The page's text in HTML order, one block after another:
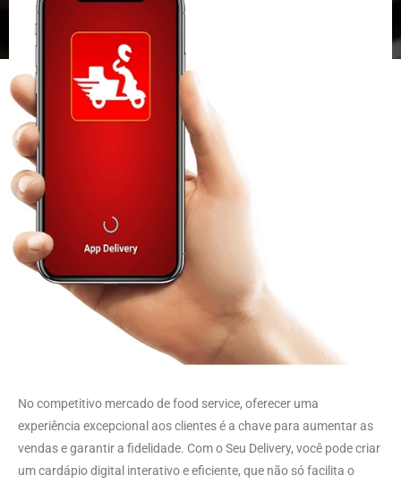
No competitivo mercado de food service, oferecer uma
experiência excepcional aos clientes é a chave para aumentar as
vendas e garantir a fidelidade. Com o Seu Delivery, você pode criar
um cardápio digital interativo e eficiente, que não só facilita o